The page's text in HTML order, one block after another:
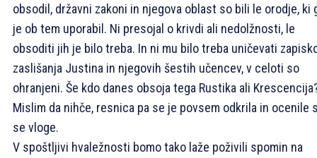
obsodil, državni zakoni in njegova oblast so bili le orodje, ki
je ob tem uporabil. Ni presojal o krivdi ali nedolžnosti, le
obsoditi jih je bilo treba. In ni mu bilo treba uničevati
zaslišanja Justina in njegovih šestih učencev, v celoti so
ohranjeni. Še kdo danes obsoja tega Rustika ali
Mislim da nihče, resnica pa se je povsem odkrila in ocenile
se vloge.
V spoštljivi hvaležnosti bomo tako laže poživili spomin na